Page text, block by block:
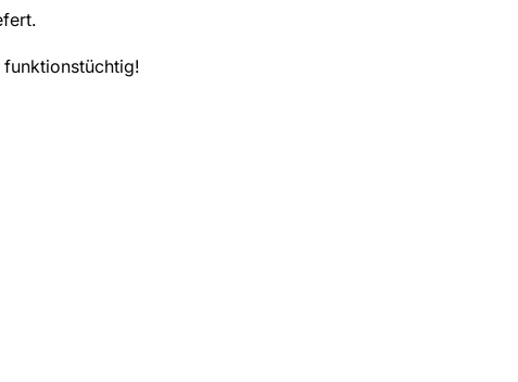
funktionstüchtig!